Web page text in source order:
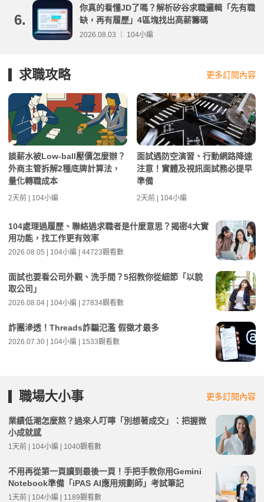
6.
你真的看懂JD了嗎？解析矽谷求職邏輯「先有職
缺，再有履歷」4區塊找出高薪籌碼
2026.08.03 ｜ 104小編
求職攻略 更多訂閱內容
談薪水被Low-ball壓價怎麼辦？
外商主管拆解2種底牌計算法，
量化轉職成本
2天前 | 104小編
面試遇防空演習、行動網路降速
注意！實體及視訊面試務必提早
準備
2天前 | 104小編
104處理過履歷、聯絡過求職者是什麼意思？揭密4大實
用功能，找工作更有效率
2026.08.05 | 104小編 | 44723觀看數
面試也要看公司外觀、洗手間？5招教你從細節「以貌
取公司」
2026.08.04 | 104小編 | 27834觀看數
詐團滲透！Threads詐騙氾濫 假徵才最多
2026.07.30 | 104小編 | 1533觀看數
職場大小事 更多訂閱內容
業績低潮怎麼熬？過來人叮嚀「別想著成交」：把握微
小成就感
1天前 | 104小編 | 1040觀看數
不用再從第一頁讀到最後一頁！手把手教你用Gemini
Notebook準備「iPAS AI應用規劃師」考試筆記
1天前 | 104小編 | 1189觀看數